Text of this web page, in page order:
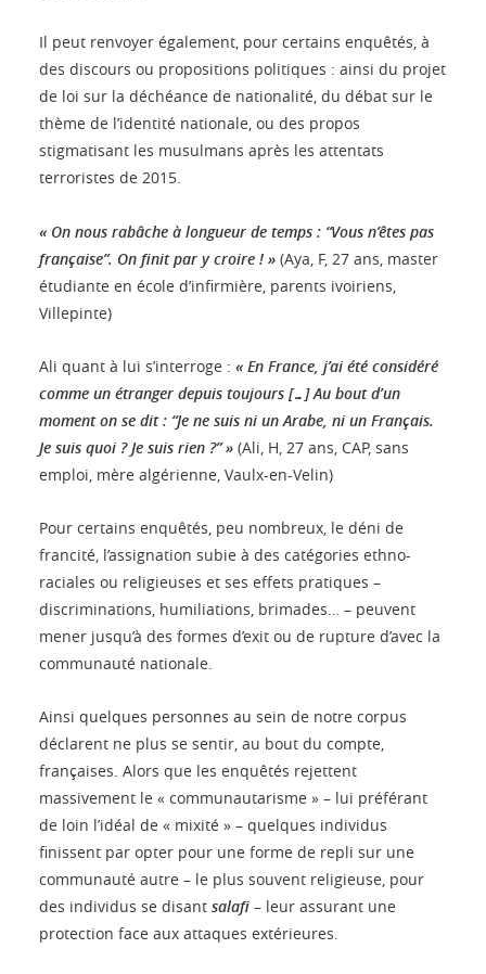
Il peut renvoyer également, pour certains enquêtés, à
des discours ou propositions politiques : ainsi du projet
de loi sur la déchéance de nationalité, du débat sur le
thème de l’identité nationale, ou des propos
stigmatisant les musulmans après les attentats
terroristes de 2015.
« On nous rabâche à longueur de temps : “Vous n’êtes pas
française”. On finit par y croire ! » (Aya, F, 27 ans, master
étudiante en école d’infirmière, parents ivoiriens,
Villepinte)
Ali quant à lui s’interroge : « En France, j’ai été considéré
comme un étranger depuis toujours […] Au bout d’un
moment on se dit : “Je ne suis ni un Arabe, ni un Français.
Je suis quoi ? Je suis rien ?” » (Ali, H, 27 ans, CAP, sans
emploi, mère algérienne, Vaulx-en-Velin)
Pour certains enquêtés, peu nombreux, le déni de
francité, l’assignation subie à des catégories ethno-
raciales ou religieuses et ses effets pratiques –
discriminations, humiliations, brimades… – peuvent
mener jusqu’à des formes d’exit ou de rupture d’avec la
communauté nationale.
Ainsi quelques personnes au sein de notre corpus
déclarent ne plus se sentir, au bout du compte,
françaises. Alors que les enquêtés rejettent
massivement le « communautarisme » – lui préférant
de loin l’idéal de « mixité » – quelques individus
finissent par opter pour une forme de repli sur une
communauté autre – le plus souvent religieuse, pour
des individus se disant salafi – leur assurant une
protection face aux attaques extérieures.